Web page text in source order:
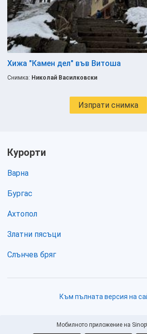
Хижа "Камен дел" във Витоша
Снимка: Николай Василковски
Изпрати снимка
Курорти
Варна
Бургас
Ахтопол
Златни пясъци
Слънчев бряг
Към пълната версия на
Мобилното приложение на